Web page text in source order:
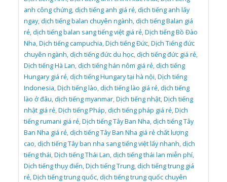
anh công chứng,dịch tiếng anh giá rẻ,dịch tiếng anh lấy
ngay,dịch tiếng balan chuyên ngành,dịch tiếng Balan giá
rẻ,dịch tiếng balan sang tiếng việt giá rẻ,Dịch tiếng Bồ Đào
Nha,Dịch tiếng campuchia,Dịch tiếng Đức,Dịch Tiếng đức
chuyên ngành,dịch tiếng đức du học,dịch tiếng đức giá rẻ,
Dịch tiếng Hà Lan,dịch tiếng hán nôm giá rẻ,dịch tiếng
Hungary giá rẻ,dịch tiếng Hungary tại hà nội,Dịch tiếng
Indonesia,Dịch tiếng lào,dịch tiếng lào giá rẻ,dịch tiếng
lào ở đâu,dịch tiếng myanmar,Dịch tiếng nhật,Dịch tiếng
nhật giá rẻ,Dịch tiếng Pháp,dịch tiếng pháp giá rẻ,Dịch
tiếng rumani giá rẻ,Dịch tiếng Tây Ban Nha,dịch tiếng Tây
Ban Nha giá rẻ,dịch tiếng Tây Ban Nha giá rẻ chất lượng
cao,dịch tiếng Tây ban nha sang tiếng việt lấy nhanh,dịch
tiếng thái,Dịch tiếng Thái Lan,dịch tiếng thái lan miễn phí,
Dịch tiếng thụy điển,Dịch tiếng Trung,dịch tiếng trung giá
rẻ,Dịch tiếng trung quốc,dịch tiếng trung quốc chuyên